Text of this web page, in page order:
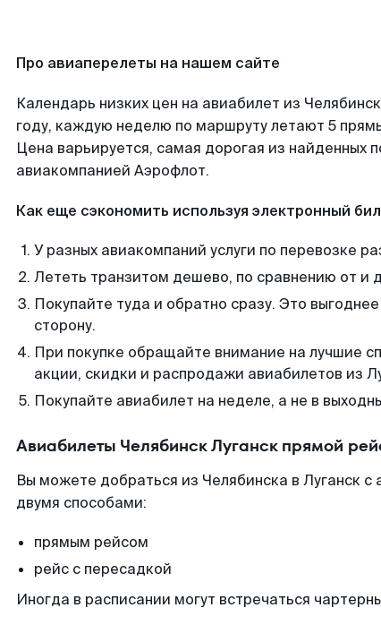
Про авиаперелеты на нашем сайте
Календарь низких цен на авиабилет из
году, каждую неделю по маршруту летают 5
Цена варьируется, самая дорогая из найденных
авиакомпанией Аэрофлот.
Как еще сэкономить используя электронный
У разных авиакомпаний услуги по перевозке
Лететь транзитом дешево, по сравнению от и
Покупайте туда и обратно сразу. Это
сторону.
При покупке обращайте внимание на лучшие
акции, скидки и распродажи авиабилетов из
Покупайте авиабилет на неделе, а не в
Авиабилеты Челябинск Луганск прямой
Вы можете добраться из Челябинска в Луганск с
двумя способами:
прямым рейсом
рейс с пересадкой
Иногда в расписании могут встречаться